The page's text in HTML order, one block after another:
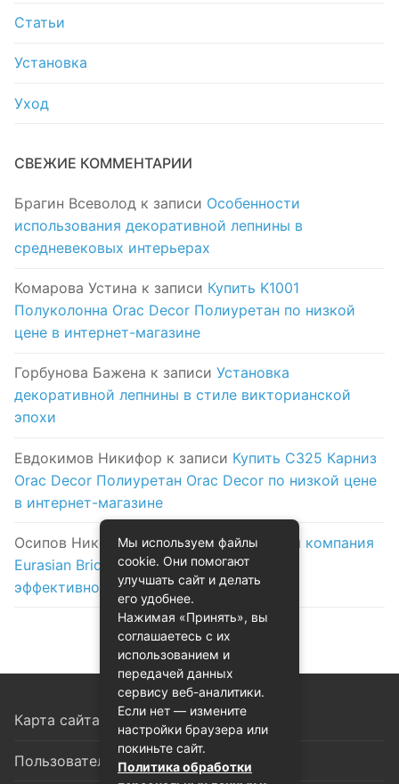
Статьи
Установка
Уход
СВЕЖИЕ КОММЕНТАРИИ
Брагин Всеволод к записи Особенности
использования декоративной лепнины в
средневековых интерьерах
Комарова Устина к записи Купить K1001
Полуколонна Orac Decor Полиуретан по низкой
цене в интернет-магазине
Горбунова Бажена к записи Установка
декоративной лепнины в стиле викторианской
эпохи
Евдокимов Никифор к записи Купить C325 Карниз
Orac Decor Полиуретан Orac Decor по низкой цене
в интернет-магазине
Осипов Николак записиЛогистическая компания
Eurasian Bridge в Астане: надежность и
эффективность на первом месте
Карта сайта
Пользовательское соглашение
Мы используем файлы
cookie. Они помогают
улучшать сайт и делать
его удобнее.
Нажимая «Принять», вы
соглашаетесь с их
использованием и
передачей данных
сервису веб-аналитики.
Если нет — измените
настройки браузера или
покиньте сайт.
Политика обработки